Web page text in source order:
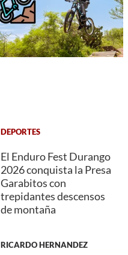
DEPORTES
El Enduro Fest Durango
2026 conquista la Presa
Garabitos con
trepidantes descensos
de montaña
RICARDO HERNANDEZ